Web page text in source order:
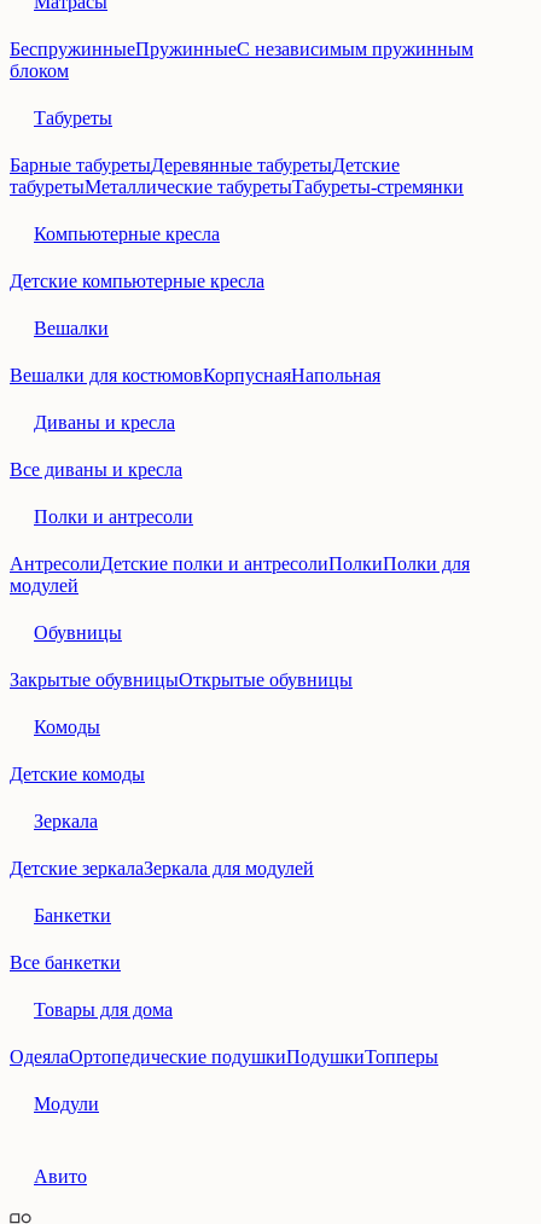
БеспружинныеПружинныеС независимым пружинным
блоком
Табуреты
Барные табуретыДеревянные табуретыДетские
табуретыМеталлические табуретыТабуреты-стремянки
Компьютерные кресла
Детские компьютерные кресла
Вешалки
Вешалки для костюмовКорпуснаяНапольная
Диваны и кресла
Все диваны и кресла
Полки и антресоли
АнтресолиДетские полки и антресолиПолкиПолки для
модулей
Обувницы
Закрытые обувницыОткрытые обувницы
Комоды
Детские комоды
Зеркала
Детские зеркалаЗеркала для модулей
Банкетки
Все банкетки
Товары для дома
ОдеялаОртопедические подушкиПодушкиТопперы
Модули
Авито